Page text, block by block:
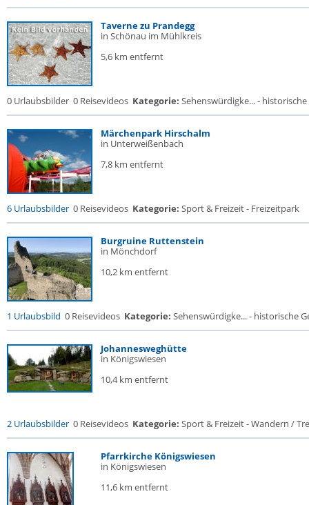
Taverne zu Prandegg
in Schönau im Mühlkreis
5,6 km entfernt
0 Urlaubsbilder 0 Reisevideos Kategorie: Sehenswürdigke... - historische
Märchenpark Hirschalm
in Unterweißenbach
7,8 km entfernt
6 Urlaubsbilder 0 Reisevideos Kategorie: Sport & Freizeit - Freizeitpark
Burgruine Ruttenstein
in Mönchdorf
10,2 km entfernt
1 Urlaubsbild 0 Reisevideos Kategorie: Sehenswürdigke... - historische
Johannesweghütte
in Königswiesen
10,4 km entfernt
2 Urlaubsbilder 0 Reisevideos Kategorie: Sport & Freizeit - Wandern /
Pfarrkirche Königswiesen
in Königswiesen
11,6 km entfernt